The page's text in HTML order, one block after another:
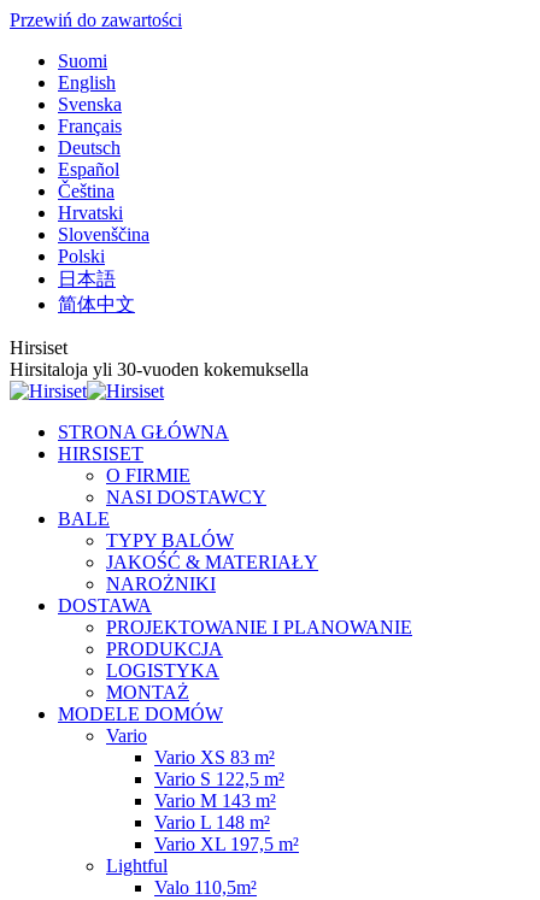
Przewiń do zawartości
Suomi
English
Svenska
Français
Deutsch
Español
Čeština
Hrvatski
Slovenščina
Polski
日本語
简体中文
Hirsiset
Hirsitaloja yli 30-vuoden kokemuksella
STRONA GŁÓWNA
HIRSISET
O FIRMIE
NASI DOSTAWCY
BALE
TYPY BALÓW
JAKOŚĆ & MATERIAŁY
NAROŻNIKI
DOSTAWA
PROJEKTOWANIE I PLANOWANIE
PRODUKCJA
LOGISTYKA
MONTAŻ
MODELE DOMÓW
Vario
Vario XS 83 m²
Vario S 122,5 m²
Vario M 143 m²
Vario L 148 m²
Vario XL 197,5 m²
Lightful
Valo 110,5m²